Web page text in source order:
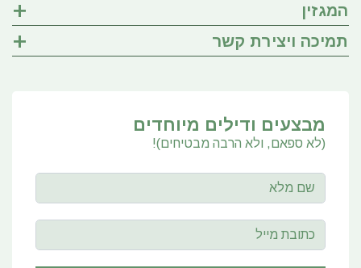
המגזין
תמיכה ויצירת קשר
מבצעים ודילים מיוחדים
(לא ספאם, ולא הרבה מבטיחים)!